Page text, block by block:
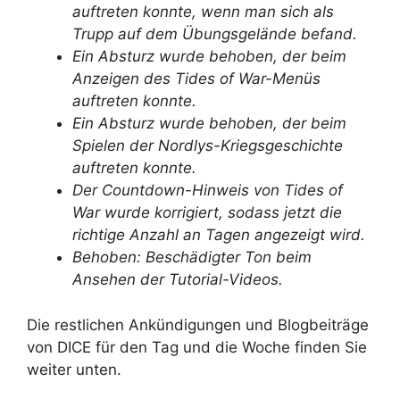
auftreten konnte, wenn man sich als
Trupp auf dem Übungsgelände befand.
Ein Absturz wurde behoben, der beim
Anzeigen des Tides of War-Menüs
auftreten konnte.
Ein Absturz wurde behoben, der beim
Spielen der Nordlys-Kriegsgeschichte
auftreten konnte.
Der Countdown-Hinweis von Tides of
War wurde korrigiert, sodass jetzt die
richtige Anzahl an Tagen angezeigt wird.
Behoben: Beschädigter Ton beim
Ansehen der Tutorial-Videos.
Die restlichen Ankündigungen und Blogbeiträge
von DICE für den Tag und die Woche finden Sie
weiter unten.